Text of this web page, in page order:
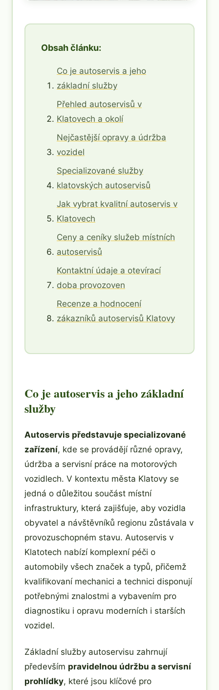
Obsah článku:
Co je autoservis a jeho
základní služby
Přehled autoservisů v
Klatovech a okolí
Nejčastější opravy a údržba
vozidel
Specializované služby
klatovských autoservisů
Jak vybrat kvalitní autoservis v
Klatovech
Ceny a ceníky služeb místních
autoservisů
Kontaktní údaje a otevírací
doba provozoven
Recenze a hodnocení
zákazníků autoservisů Klatovy
Co je autoservis a jeho základní
služby
Autoservis představuje specializované
zařízení, kde se provádějí různé opravy,
údržba a servisní práce na motorových
vozidlech. V kontextu města Klatovy se
jedná o důležitou součást místní
infrastruktury, která zajišťuje, aby vozidla
obyvatel a návštěvníků regionu zůstávala v
provozuschopném stavu. Autoservis v
Klatotech nabízí komplexní péči o
automobily všech značek a typů, přičemž
kvalifikovaní mechanici a technici disponují
potřebnými znalostmi a vybavením pro
diagnostiku i opravu moderních i starších
vozidel.
Základní služby autoservisu zahrnují
především pravidelnou údržbu a servisní
prohlídky, které jsou klíčové pro